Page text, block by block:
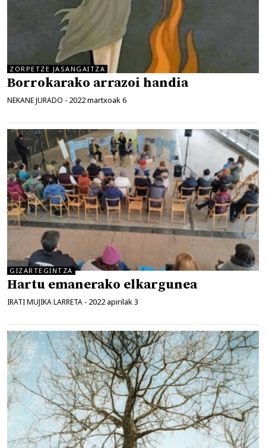
ZORPETZE JASANGAITZA
Borrokarako arrazoi handia
NEKANE JURADO - 2022 martxoak 6
GIZARTEGINTZA
Hartu emanerako elkargunea
IRATI MUJIKA LARRETA - 2022 apirilak 3